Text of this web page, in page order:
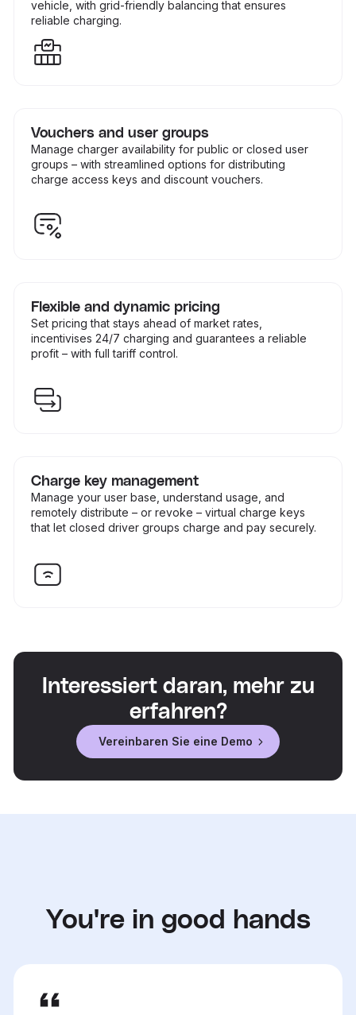
vehicle, with grid-friendly balancing that ensures
reliable charging.
Vouchers and user groups
Manage charger availability for public or closed user
groups – with streamlined options for distributing
charge access keys and discount vouchers.
Flexible and dynamic pricing
Set pricing that stays ahead of market rates,
incentivises 24/7 charging and guarantees a reliable
profit – with full tariff control.
Charge key management
Manage your user base, understand usage, and
remotely distribute – or revoke – virtual charge keys
that let closed driver groups charge and pay securely.
Interessiert daran, mehr zu
erfahren?
Vereinbaren Sie eine Demo
You're in good hands